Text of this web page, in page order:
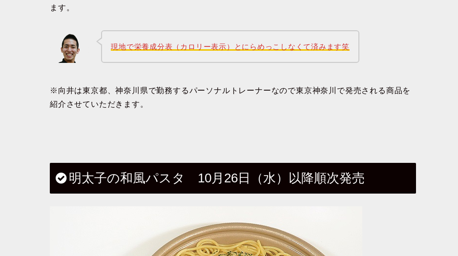
ます。
現地で栄養成分表（カロリー表示）とにらめっこしなくて済みます笑
※向井は東京都、神奈川県で勤務するパーソナルトレーナーなので東京神奈川で発売される商品を
紹介させていただきます。
明太子の和風パスタ 10月26日（水）以降順次発売